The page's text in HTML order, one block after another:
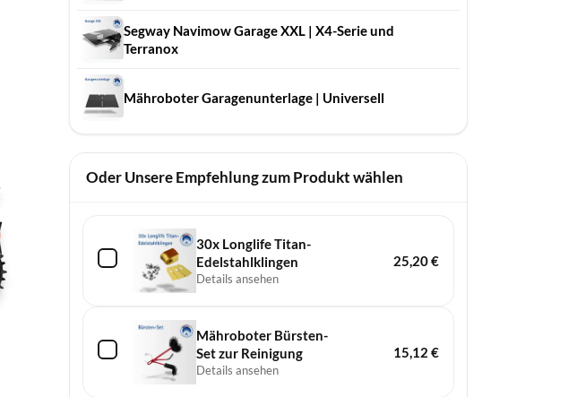
Segway Navimow Garage XXL | X4-Serie und
Terranox
Mähroboter Garagenunterlage | Universell
Oder Unsere Empfehlung zum Produkt wählen
30x Longlife Titan-
Edelstahlklingen
Details ansehen
25,20€
Mähroboter Bürsten-
Set zur Reinigung
Details ansehen
15,12 €